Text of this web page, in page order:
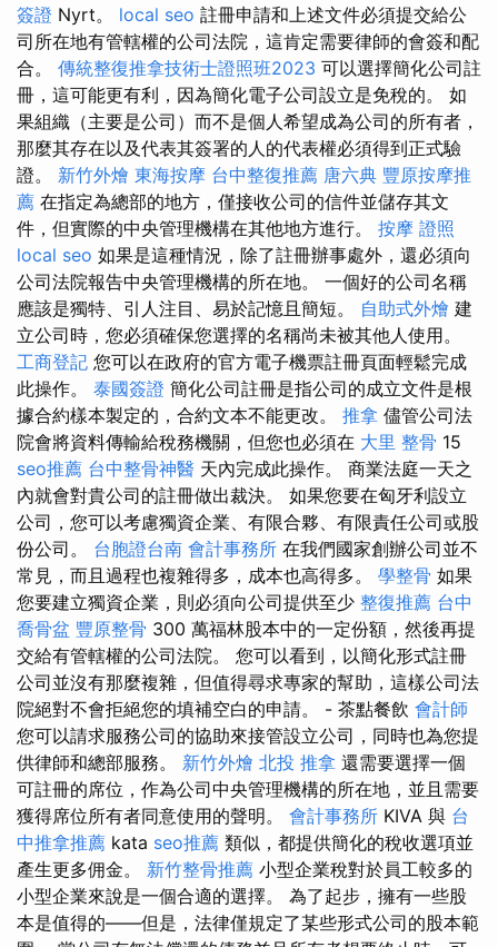
簽證 Nyrt。 local seo 註冊申請和上述文件必須提交給公
司所在地有管轄權的公司法院，這肯定需要律師的會簽和配
合。 傳統整復推拿技術士證照班2023 可以選擇簡化公司註
冊，這可能更有利，因為簡化電子公司設立是免稅的。 如
果組織（主要是公司）而不是個人希望成為公司的所有者，
那麼其存在以及代表其簽署的人的代表權必須得到正式驗
證。 新竹外燴 東海按摩 台中整復推薦 唐六典 豐原按摩推
薦 在指定為總部的地方，僅接收公司的信件並儲存其文
件，但實際的中央管理機構在其他地方進行。 按摩 證照
local seo 如果是這種情況，除了註冊辦事處外，還必須向
公司法院報告中央管理機構的所在地。 一個好的公司名稱
應該是獨特、引人注目、易於記憶且簡短。 自助式外燴 建
立公司時，您必須確保您選擇的名稱尚未被其他人使用。
工商登記 您可以在政府的官方電子機票註冊頁面輕鬆完成
此操作。 泰國簽證 簡化公司註冊是指公司的成立文件是根
據合約樣本製定的，合約文本不能更改。 推拿 儘管公司法
院會將資料傳輸給稅務機關，但您也必須在 大里 整骨 15
seo推薦 台中整骨神醫 天內完成此操作。 商業法庭一天之
內就會對貴公司的註冊做出裁決。 如果您要在匈牙利設立
公司，您可以考慮獨資企業、有限合夥、有限責任公司或股
份公司。 台胞證台南 會計事務所 在我們國家創辦公司並不
常見，而且過程也複雜得多，成本也高得多。 學整骨 如果
您要建立獨資企業，則必須向公司提供至少 整復推薦 台中
喬骨盆 豐原整骨 300 萬福林股本中的一定份額，然後再提
交給有管轄權的公司法院。 您可以看到，以簡化形式註冊
公司並沒有那麼複雜，但值得尋求專家的幫助，這樣公司法
院絕對不會拒絕您的填補空白的申請。 - 茶點餐飲 會計師
您可以請求服務公司的協助來接管設立公司，同時也為您提
供律師和總部服務。 新竹外燴 北投 推拿 還需要選擇一個
可註冊的席位，作為公司中央管理機構的所在地，並且需要
獲得席位所有者同意使用的聲明。 會計事務所 KIVA 與 台
中推拿推薦 kata seo推薦 類似，都提供簡化的稅收選項並
產生更多佣金。 新竹整骨推薦 小型企業稅對於員工較多的
小型企業來說是一個合適的選擇。 為了起步，擁有一些股
本是值得的——但是，法律僅規定了某些形式公司的股本範